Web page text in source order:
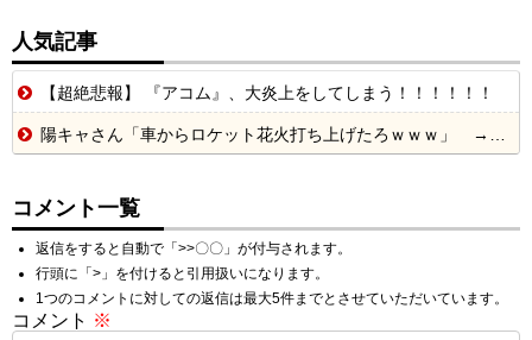
人気記事
【超絶悲報】 『アコム』、大炎上をしてしまう！！！！！！
陽キャさん「車からロケット花火打ち上げたろｗｗｗ」 → サンルーフが閉まっていて無事車内に発射
コメント一覧
返信をすると自動で「>>〇〇」が付与されます。
行頭に「>」を付けると引用扱いになります。
1つのコメントに対しての返信は最大5件までとさせていただいています。
コメント ※